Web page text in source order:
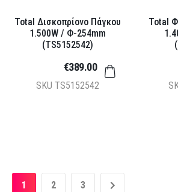
Total Δισκοπρίονο Πάγκου
1.500W / Φ-254mm
(TS5152542)
SKU TS5152542
€389.00
Total
1 2 3 »